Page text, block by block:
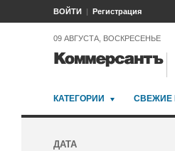
ВОЙТИ Регистрация
09 АВГУСТА, ВОСКРЕСЕНЬЕ
КАТЕГОРИИ СВЕЖИЕ
ДАТА